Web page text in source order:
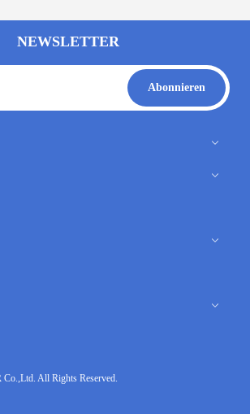
NEWSLETTER
Abonnieren
All Rights Reserved.